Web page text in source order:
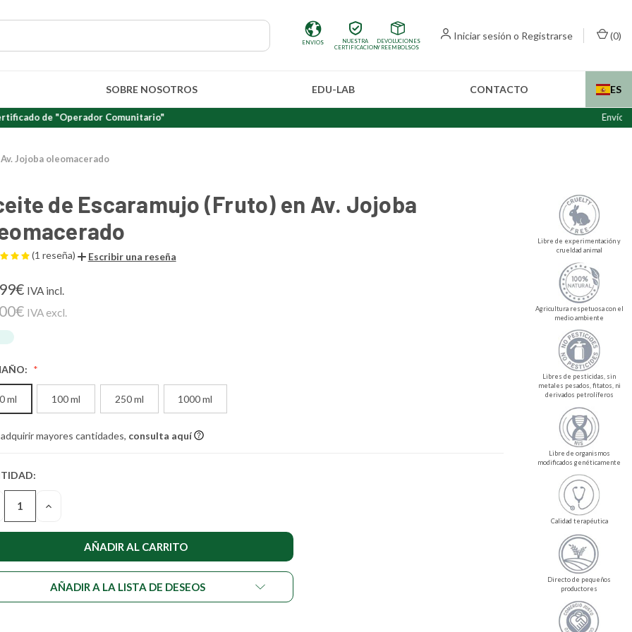
ENVIOS
NUESTRA
CERTIFICACION
DEVOLUCIONES
Y REEMBOLSOS
Iniciar sesión o Registrarse (0)
SOBRE NOSOTROS EDU-LAB CONTACTO ES
"Operador Comunitario" Envíos
Jojoba oleomacerado
de Escaramujo (Fruto) en Av. Jojoba
(1 reseña) Escribir una reseña
IVA incl.
IVA excl.
ml 100 ml 250 ml 1000 ml
adquirir mayores cantidades, consulta aquí
DE
AUMENTAR
DE
UNDEFINED
AÑADIR A LA LISTA DE DESEOS
Libre de experimentación y
crueldad animal
Agricultura respetuosa con el
medio ambiente
Libres de pesticidas, sin
metales pesados, fitatos, ni
derivados petrolíferos
Libre de organismos
modificados genéticamente
Calidad terapéutica
Directo de pequeños
productores